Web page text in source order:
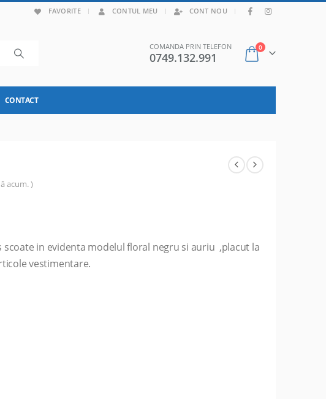
FAVORITE CONTUL MEU CONT NOU |
COMANDA PRIN TELEFON
0749.132.991
0
CONTACT
acum. )
in evidenta modelul floral negru si auriu ,placut la
vestimentare.